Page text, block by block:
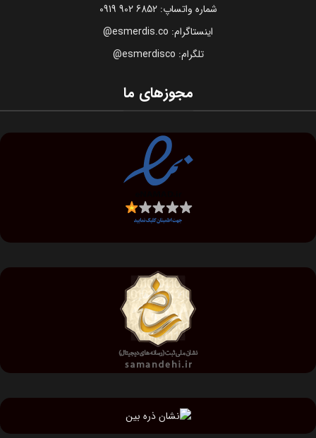
شماره واتساپ: 6852 902 0919
اینستاگرام: esmerdis.co@
تلگرام: esmerdisco@
مجوزهای ما